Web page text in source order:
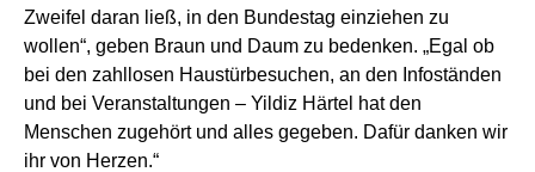
Zweifel daran ließ, in den Bundestag einziehen zu
wollen“, geben Braun und Daum zu bedenken. „Egal ob
bei den zahllosen Haustürbesuchen, an den Infoständen
und bei Veranstaltungen – Yildiz Härtel hat den
Menschen zugehört und alles gegeben. Dafür danken wir
ihr von Herzen.“